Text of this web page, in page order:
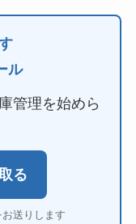
ル
管理を始めら
る
送りします